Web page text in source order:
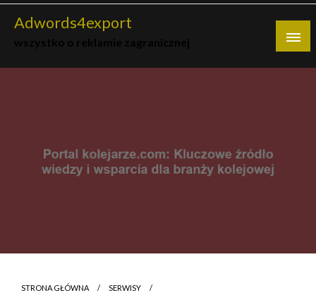
Skip
Adwords4export
STRONA GŁÓWNA
SERWISY